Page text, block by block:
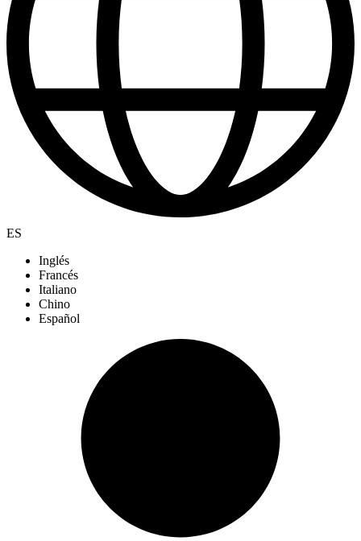
ES
Inglés
Francés
Italiano
Chino
Español